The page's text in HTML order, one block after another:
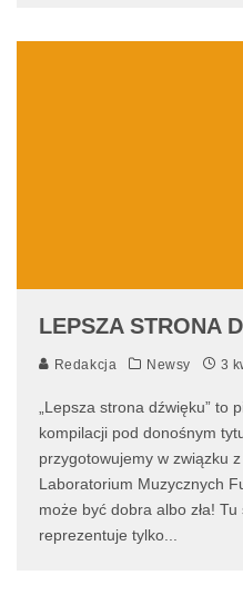
LEPSZA STRONA
Redakcja Newsy 3
„Lepsza strona dźwięku” to
kompilacji pod donośnym
przygotowujemy w związku
Laboratorium Muzycznych
może być dobra albo zła!
reprezentuje tylko...